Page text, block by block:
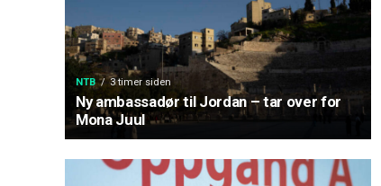
NTB 3 timer siden
Ny ambassadør til Jordan – tar over for
Mona Juul